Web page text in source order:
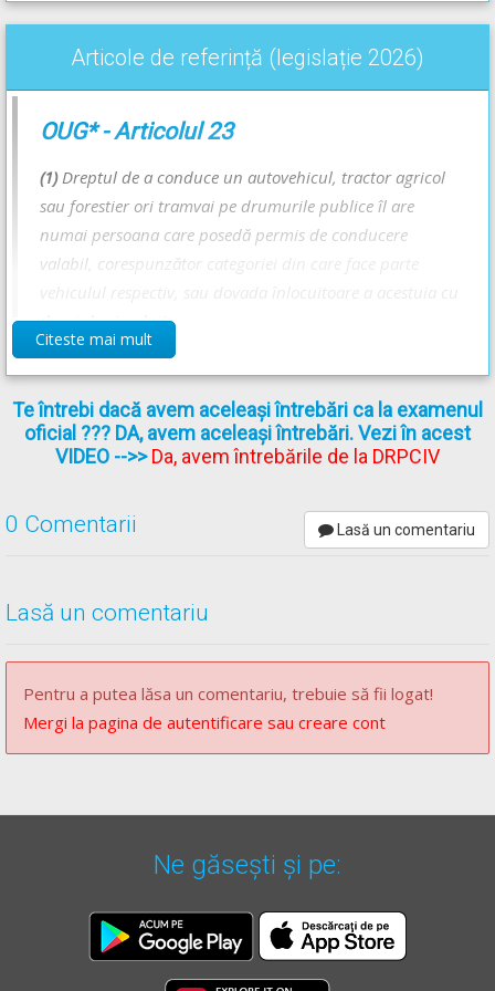
Răspunsul corect este: A
Diferența dintre infracțiuni și contravenții - Lecție Audio-Video --
Infracțiuni privind circulația pe drumurile publice; Diferența
Infracțiuni în legătură cu conducerea unui vehicul neînmatriculat
- Lecție Audio-Video -->Infracțiuni privind circulația pe
drumurile publice; Diferența dintre infracțiuni și contravenții
Articole de referință (legislație 2026)
OUG* - Articolul 23
(1) Dreptul de a conduce un autovehicul, tractor agricol
sau forestier ori tramvai pe drumurile publice îl are
numai persoana care posedă permis de conducere
valabil, corespunzător categoriei din care face parte
drept de circulaţie.
[...]
Codul Penal*** - Articolul 335
Conducerea pe drumurile publice a unui vehicul
pentru care legea prevede obligativitatea deținerii
care face parte vehiculul respectiv ori al cărei permis i-a
conduce autovehicule, tramvaie ori tractoare agricole sau
forestiere în România se pedepsește cu închisoare de la 6
OUG* - Articolul 111
Permisul de conducere sau dovada înlocuitoare a
acestuia se reţine în următoarele cazuri:
Citeste mai mult
Te întrebi dacă avem aceleași întrebări ca la examenul
oficial ??? DA, avem aceleași întrebări. Vezi în acest
VIDEO -->>Da, avem întrebările de la DRPCIV
0 Comentarii Lasă un comentariu
Lasă un comentariu
Pentru a putea lăsa un comentariu, trebuie să fii logat!
Mergi la pagina de autentificare sau creare cont
Ne găsești și pe: